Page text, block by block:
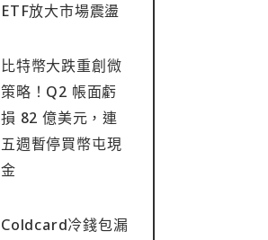
ETF放大市場震盪
比特幣大跌重創微
策略！Q2 帳面虧
損 82 億美元，連
五週暫停買幣屯現
金
Coldcard冷錢包漏